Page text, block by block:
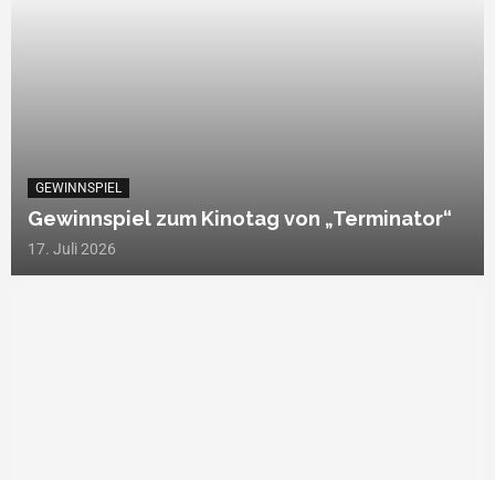
GEWINNSPIEL
Gewinnspiel zum Kinotag von „Terminator“
17. Juli 2026